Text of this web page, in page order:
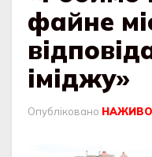
файне
іміджу»
Опубліковано